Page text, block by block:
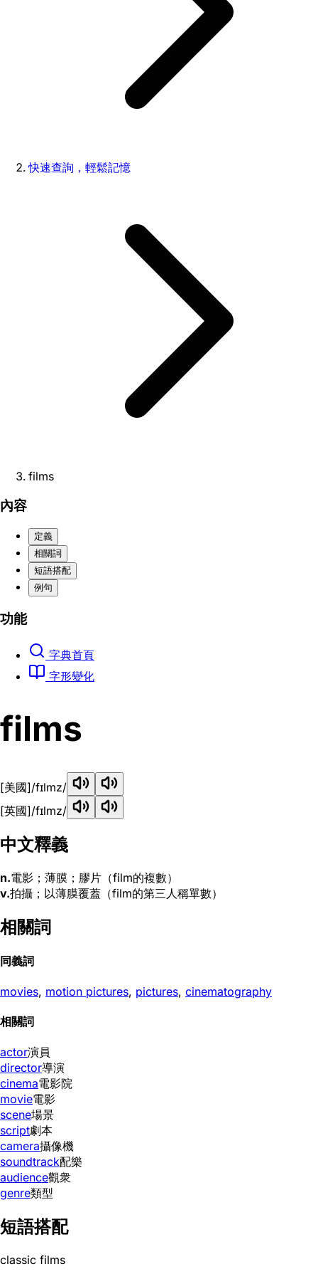
快速查詢，輕鬆記憶
films
內容
定義
相關詞
短語搭配
例句
功能
字典首頁
字形變化
films
[美國]/fɪlmz/
[英國]/fɪlmz/
中文釋義
n.電影；薄膜；膠片（film的複數）
v.拍攝；以薄膜覆蓋（film的第三人稱單數）
相關詞
同義詞
movies, motion pictures, pictures, cinematography
相關詞
actor演員
director導演
cinema電影院
movie電影
scene場景
script劇本
camera攝像機
soundtrack配樂
audience觀衆
genre類型
短語搭配
classic films